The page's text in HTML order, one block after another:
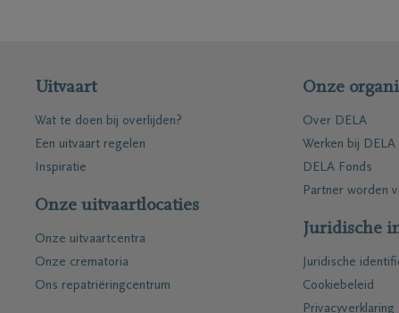
Uitvaart
Wat te doen bij overlijden?
Een uitvaart regelen
Inspiratie
Onze uitvaartlocaties
Onze uitvaartcentra
Onze crematoria
Ons repatriëringcentrum
Onze
Over DELA
Werken bij DELA
DELA Fonds
Partner worden
Juridische
Juridische
Cookiebeleid
Privacyverklaring